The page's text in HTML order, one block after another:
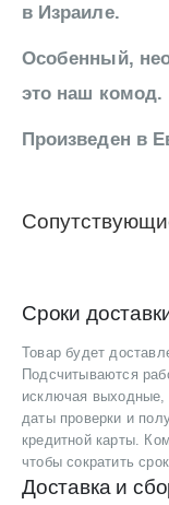
в Израиле.
Особенный,
это наш комод.
Произведен в
Сроки
Товар будет
Подсчитываются
исключая выходные,
даты проверки и
кредитной карты.
чтобы сократить
Доставка и